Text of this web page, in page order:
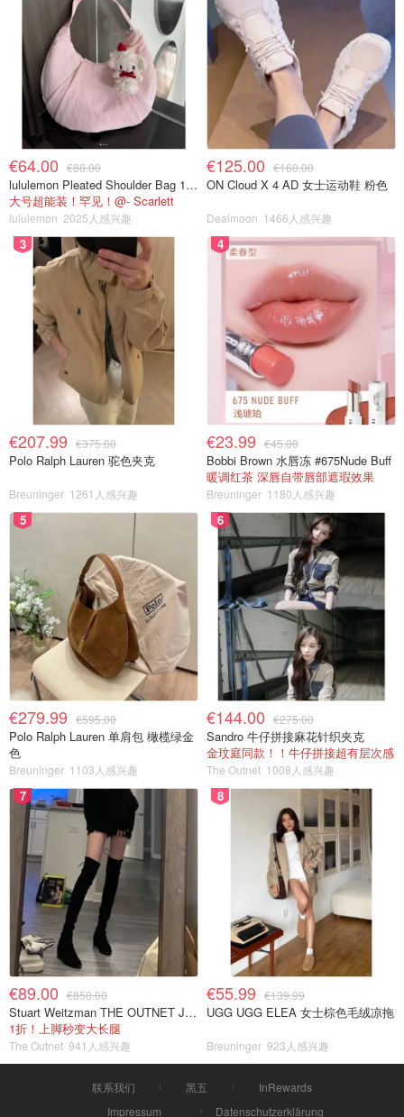
€64.00 €88.00
lululemon Pleated Shoulder Bag 10L 单肩包
大号超能装！罕见！@- Scarlett
lululemon 2025人感兴趣
€125.00 €160.00
ON Cloud X 4 AD 女士运动鞋 粉色
Dealmoon 1466人感兴趣
3
€207.99 €375.00
Polo Ralph Lauren 驼色夹克
Breuninger 1261人感兴趣
4
€23.99 €45.00
Bobbi Brown 水唇冻 #675Nude Buff
暖调红茶 深唇自带唇部遮瑕效果
Breuninger 1180人感兴趣
5
€279.99 €595.00
Polo Ralph Lauren 单肩包 橄榄绿金
色
Breuninger 1103人感兴趣
6
€144.00 €275.00
Sandro 牛仔拼接麻花针织夹克
金玟庭同款！！牛仔拼接超有层次感
The Outnet 1008人感兴趣
7
€89.00 €850.00
Stuart Weitzman THE OUTNET Jocey 弹力绒面过膝靴
1折！上脚秒变大长腿
The Outnet 941人感兴趣
8
€55.99 €139.99
UGG UGG ELEA 女士棕色毛绒凉拖
Breuninger 923人感兴趣
联系我们 黑五
InRewards
Impressum
Datenschutzerklärung